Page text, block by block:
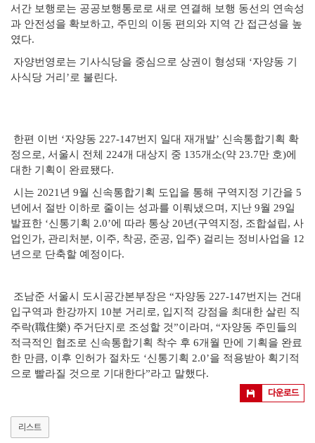
서간 보행로는 공공보행통로로 새로 연결해 보행 동선의 연속성
과 안전성을 확보하고, 주민의 이동 편의와 지역 간 접근성을 높
였다.
자양번영로는 기사식당을 중심으로 상권이 형성돼 ‘자양동 기
사식당 거리’로 불린다.
한편 이번 ‘자양동 227-147번지 일대 재개발’ 신속통합기획 확
정으로, 서울시 전체 224개 대상지 중 135개소(약 23.7만 호)에
대한 기획이 완료됐다.
시는 2021년 9월 신속통합기획 도입을 통해 구역지정 기간을 5
년에서 절반 이하로 줄이는 성과를 이뤄냈으며, 지난 9월 29일
발표한 ‘신통기획 2.0’에 따라 통상 20년(구역지정, 조합설립, 사
업인가, 관리처분, 이주, 착공, 준공, 입주) 걸리는 정비사업을 12
년으로 단축할 예정이다.
조남준 서울시 도시공간본부장은 “자양동 227-147번지는 건대
입구역과 한강까지 10분 거리로, 입지적 강점을 최대한 살린 직
주락(職住樂) 주거단지로 조성할 것”이라며, “자양동 주민들의
적극적인 협조로 신속통합기획 착수 후 6개월 만에 기획을 완료
한 만큼, 이후 인허가 절차도 ‘신통기획 2.0’을 적용받아 획기적
으로 빨라질 것으로 기대한다”라고 말했다.
다운로드
리스트